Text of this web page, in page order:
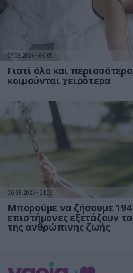
07.08.2026 06:05
Γιατί όλο και
κοιμούνται χειρότερα
06.08.2026 21:06
Μπορούμε να ζήσουμε 194
επιστήμονες εξετάζουν
της ανθρώπινης ζωής